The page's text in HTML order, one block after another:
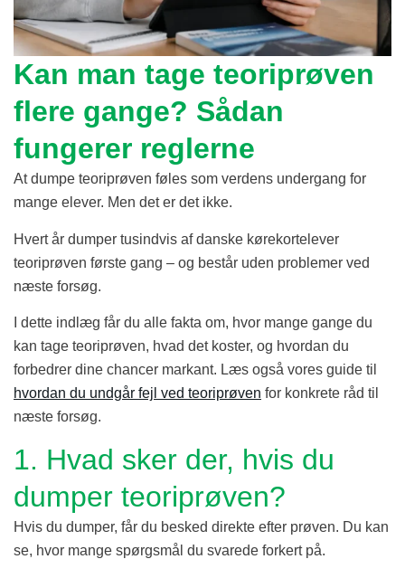
Kan man tage teoriprøven
flere gange? Sådan
fungerer reglerne
At dumpe teoriprøven føles som verdens undergang for
mange elever. Men det er det ikke.
Hvert år dumper tusindvis af danske kørekortelever
teoriprøven første gang – og består uden problemer ved
næste forsøg.
I dette indlæg får du alle fakta om, hvor mange gange du
kan tage teoriprøven, hvad det koster, og hvordan du
forbedrer dine chancer markant. Læs også vores guide til
hvordan du undgår fejl ved teoriprøven for konkrete råd til
næste forsøg.
1. Hvad sker der, hvis du
dumper teoriprøven?
Hvis du dumper, får du besked direkte efter prøven. Du kan
se, hvor mange spørgsmål du svarede forkert på.